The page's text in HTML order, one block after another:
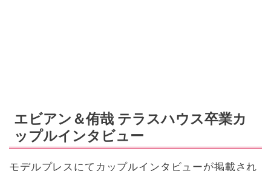
エビアン＆侑哉 テラスハウス卒業カ
ップルインタビュー
モデルプレスにてカップルインタビューが掲載され